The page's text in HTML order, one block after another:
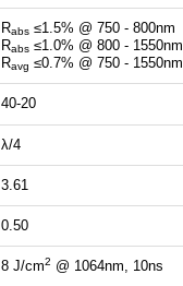
Rabs ≤1.5% @ 750 - 800nm
Rabs ≤1.0% @ 800 - 1550nm
Ravg ≤0.7% @ 750 - 1550nm
40-20
λ/4
3.61
0.50
8 J/cm2 @ 1064nm, 10ns